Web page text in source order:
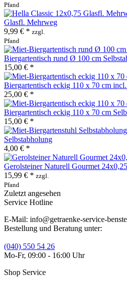
Pfand
Glasfl. Mehrweg
9,99 € * zzgl.
Pfand
Biergartentisch rund Ø 100 cm
15,00 € *
Biergartentisch eckig 110 x 70 cm
25,00 € *
Biergartentisch eckig 110 x 70 cm
15,00 € *
Selbstabholung
4,00 € *
Gerolsteiner Naturell Gourmet
15,99 € * zzgl.
Pfand
Zuletzt angesehen
Service Hotline
E-Mail: info@getraenke-service-
Bestellung und Beratung unter:
(040) 550 54 26
Mo-Fr, 09:00 - 16:00 Uhr
Shop Service